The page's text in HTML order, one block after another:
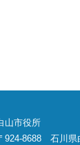
山市役所
924-8688 石川県